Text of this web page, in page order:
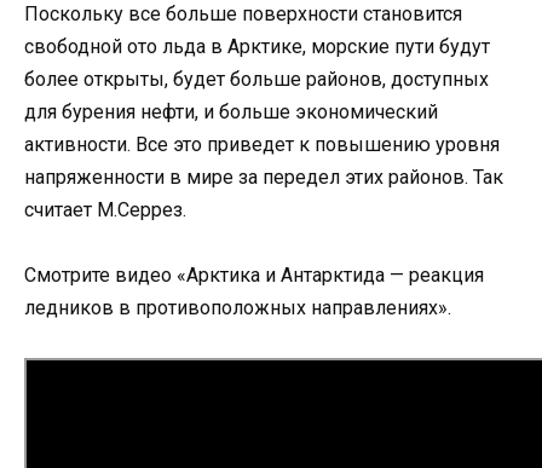
Поскольку все больше поверхности становится
свободной ото льда в Арктике, морские пути будут
более открыты, будет больше районов, доступных
для бурения нефти, и больше экономический
активности. Все это приведет к повышению уровня
напряженности в мире за передел этих районов. Так
считает М.Серрез.
Смотрите видео «Арктика и Антарктида — реакция
ледников в противоположных направлениях».